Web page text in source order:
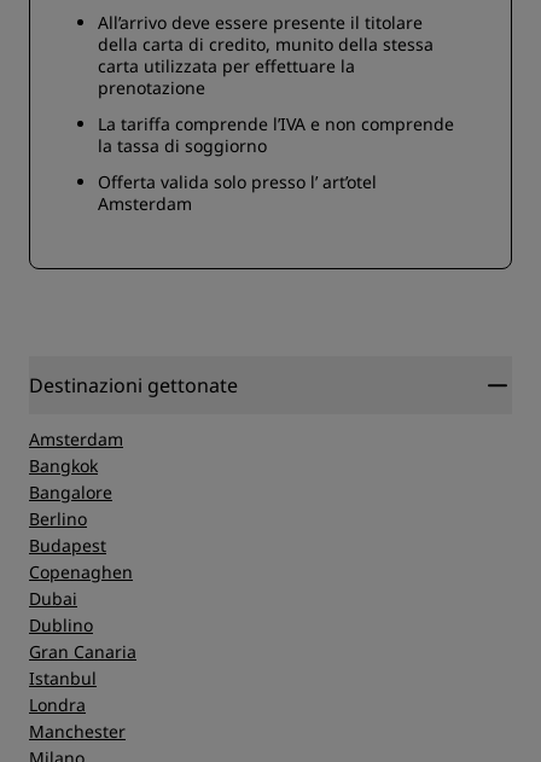
All’arrivo deve essere presente il titolare
della carta di credito, munito della stessa
carta utilizzata per effettuare la
prenotazione
La tariffa comprende l’IVA e non comprende
la tassa di soggiorno
Offerta valida solo presso l’ art’otel
Amsterdam
Destinazioni gettonate
Amsterdam
Bangkok
Bangalore
Berlino
Budapest
Copenaghen
Dubai
Dublino
Gran Canaria
Istanbul
Londra
Manchester